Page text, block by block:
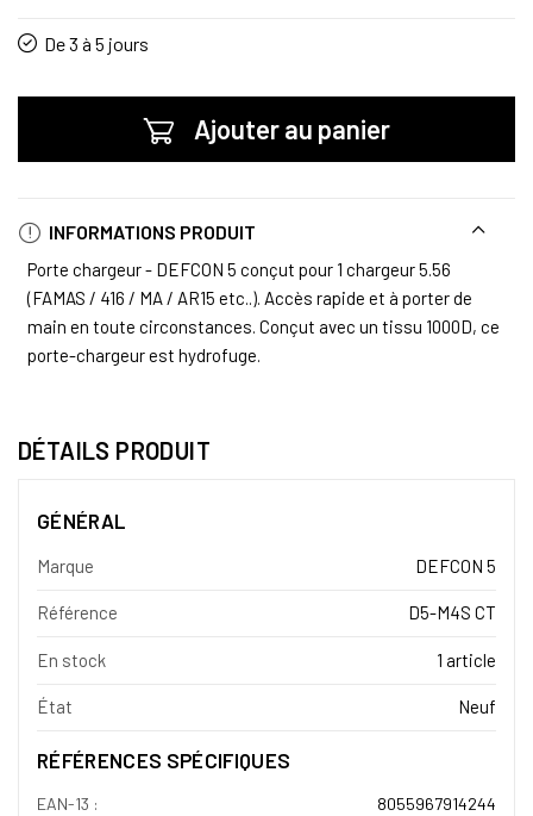
De 3 à 5 jours
Ajouter au panier
INFORMATIONS PRODUIT
Porte chargeur - DEFCON 5 conçut pour 1 chargeur 5.56
(FAMAS / 416 / MA / AR15 etc..). Accès rapide et à porter de
main en toute circonstances. Conçut avec un tissu 1000D, ce
porte-chargeur est hydrofuge.
DÉTAILS PRODUIT
GÉNÉRAL
Marque DEFCON 5
Référence D5-M4S CT
En stock 1 article
État Neuf
RÉFÉRENCES SPÉCIFIQUES
EAN-13 : 8055967914244